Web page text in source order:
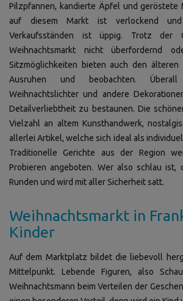
Pilzpfannen, kandierte Äpfel und geröstete
auf diesem Markt ist verlockend
Verkaufsständen ist üppig. Trotz der
Weihnachtsmarkt nicht überfordernd
Sitzmöglichkeiten bieten auch den älteren
Ausruhen und beobachten.
Weihnachtslichter und andere
Detailverliebtheit zu bestaunen. Die
Vielzahl an altem Kunsthandwerk,
allerlei Artikel, welche sich ideal als
Traditionelle Gerichte aus der Region
Probieren angeboten. Wer also schlau ist,
Runden und wird mit aller Sicherheit satt.
Weihnachtsmarkt in
Kinder
Auf dem Marktplatz bildet die liebevoll
Mittelpunkt. Lebende Figuren, also
Weihnachtsmann beim Verteilen der